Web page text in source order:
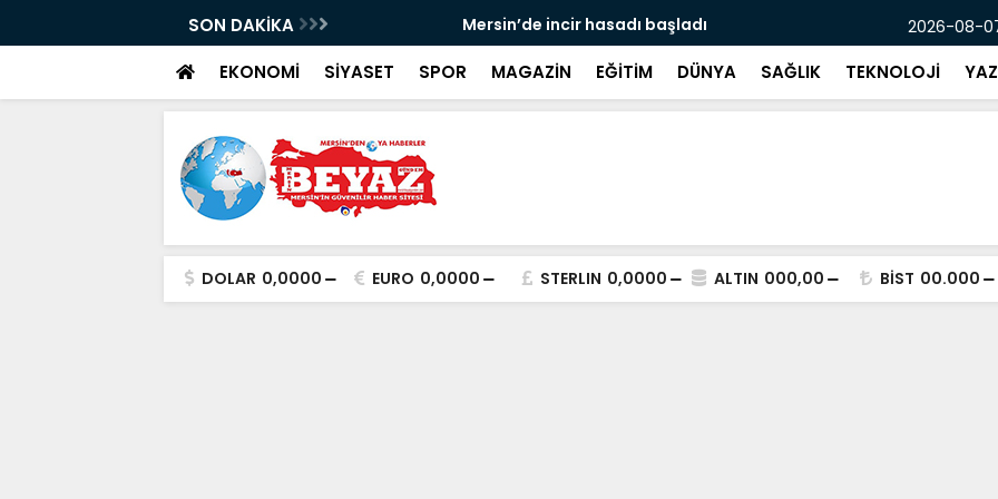
SON DAKİKA Mersin’de incir hasadı başladı Mersin’de
2026-08-
EKONOMİ SİYASET SPOR MAGAZİN EĞİTİM DÜNYA SAĞLIK TEKNOLOJİ
DOLAR 0,0000 EURO 0,0000 STERLIN 0,0000 ALTIN 000,00 BİST 00.000